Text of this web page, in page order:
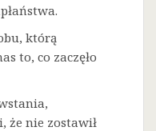
którą
to, co zaczęło
że nie zostawił